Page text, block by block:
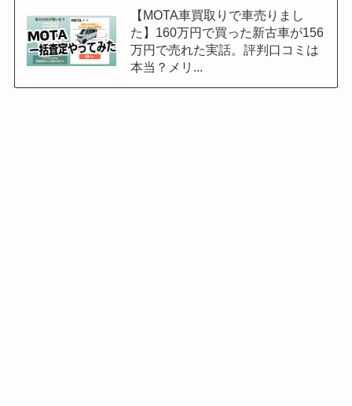
【MOTA車買取りで車売りまし
た】160万円で買った新古車が156
万円で売れた実話。評判口コミは
本当？メリ...